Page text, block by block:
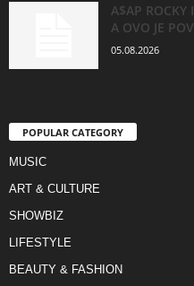
A$AP ROCKY
A OVO JE
05.08.2026
POPULAR CATEGORY
MUSIC
ART & CULTURE
SHOWBIZ
LIFESTYLE
BEAUTY & FASHION